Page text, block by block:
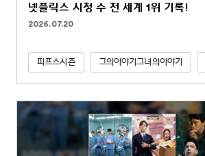
넷플릭스 시청 수 전 세계 1위 기록!
2026.07.20
피프스시즌 그의이야기그녀의이야기